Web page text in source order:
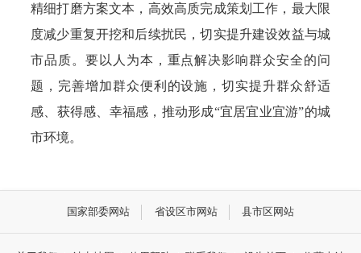
精细打磨方案文本，高效高质完成策划工作，最大限
度减少重复开挖和后续扰民，切实提升建设效益与城
市品质。要以人为本，重点解决影响群众安全的问
题，完善增加群众便利的设施，切实提升群众舒适
感、获得感、幸福感，推动形成“宜居宜业宜游”的城
市环境。
国家部委网站 省设区市网站 县市区网站